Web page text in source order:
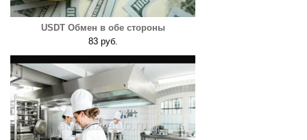
USDT Обмен в обе стороны
83 руб.